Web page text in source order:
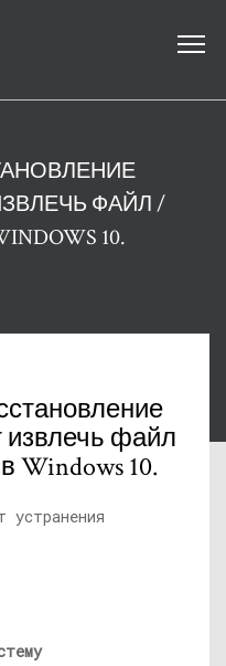
ФАЙЛ /
10.
файл
Windows 10.
устранения